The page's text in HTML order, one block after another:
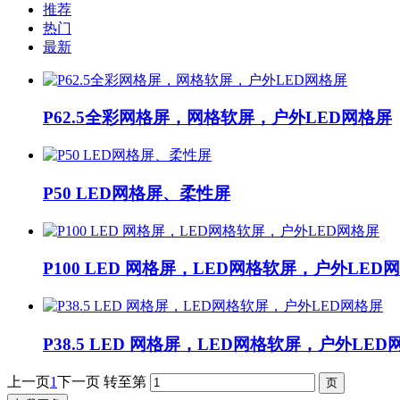
推荐
热门
最新
P62.5全彩网格屏，网格软屏，户外LED网格屏
P50 LED网格屏、柔性屏
P100 LED 网格屏，LED网格软屏，户外LED
P38.5 LED 网格屏，LED网格软屏，户外LED
上一页1下一页 转至第